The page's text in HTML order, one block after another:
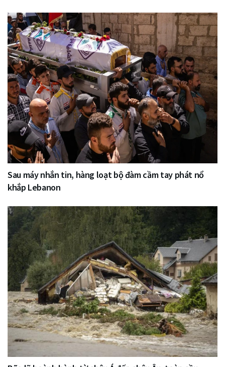
Sau máy nhắn tin, hàng loạt bộ đàm cầm tay phát nổ
khắp Lebanon